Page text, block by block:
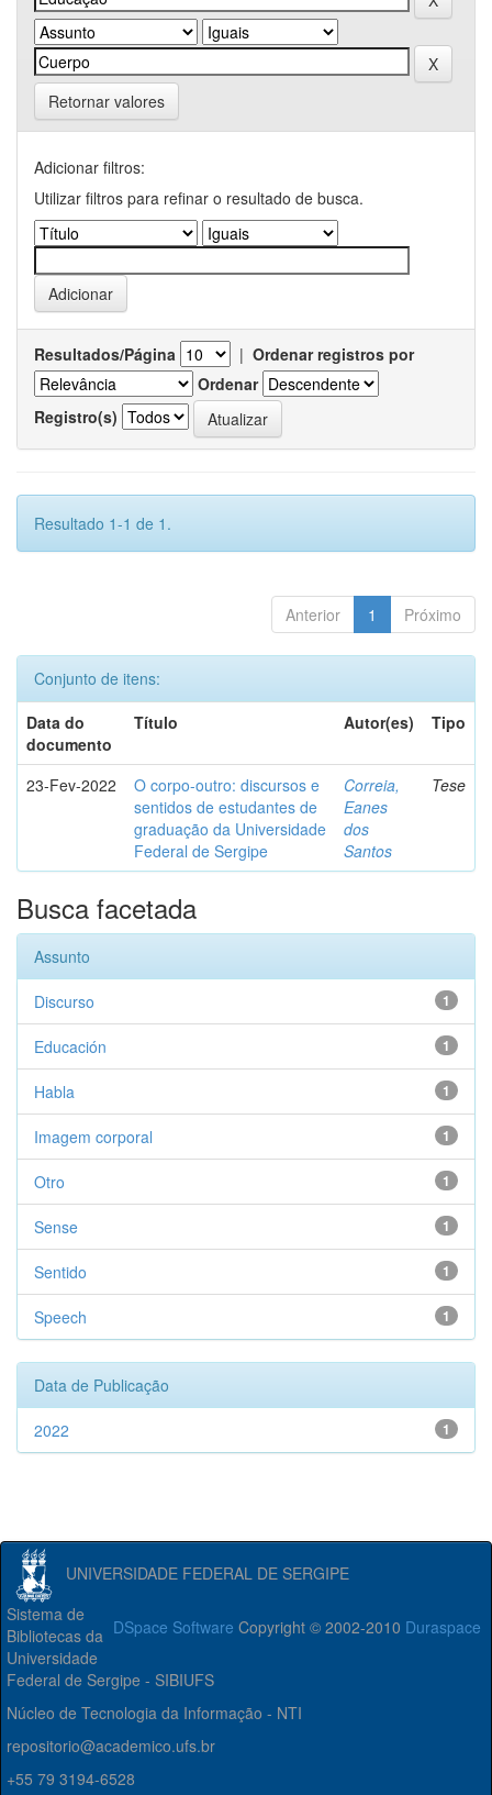
Retornar valores
Adicionar filtros:
Utilizar filtros para refinar o resultado de busca.
Resultados/Página | Ordenar registros por
Ordenar
Registro(s)
Resultado 1-1 de 1.
Anterior 1 Próximo
Conjunto de itens:
Data do
documento
Título Autor(es) Tipo
23-Fev-2022
O corpo-outro: discursos e
sentidos de estudantes de
graduação da Universidade
Federal de Sergipe
Correia,
Eanes
dos
Santos
Tese
Busca facetada
Assunto
1
Discurso
1
Educación
1
Habla
1
Imagem corporal
1
Otro
1
Sense
1
Sentido
1
Speech
Data de Publicação
1
2022
UNIVERSIDADE FEDERAL DE SERGIPE
DSpace Software Copyright © 2002-2010 Duraspace
Sistema de
Bibliotecas da
Universidade
Federal de Sergipe - SIBIUFS
Núcleo de Tecnologia da Informação - NTI
repositorio@academico.ufs.br
+55 79 3194-6528